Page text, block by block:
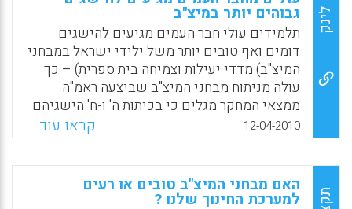
במבחנים אלה.ממצאי המחקר העיקריים ברובד
הכמותי מצביעים על מתאמים חיוביים מובהקים
בין משתני הלמידה הארגונית (מכניזמים, תרבות
ומדיניות) למשתני הפקת תועלת מההערכה (ניתוח
נתונים ופעולות מונחות נתונים). למכניזמים
ללמידה ארגונית על משתניו השונים (מכניזם
להערכה, לפיתוח מקצועי ולטיפול במידע) יש
מתאמים רבים יותר ומובהקים סטטיסטית עם
תרבות הלמידה (ערכים ומדיניות) לבין הישגים.
באופן כללי ניתן לומר, שמנגנוני הלמידה בכלל
לינק גבוהים יותר במיצ"ב
תלמידים עולי חבר העמים מגיעים להישגים
דומים ואף טובים יותר משל ילידי ישראל במבחני
המיצ"ב) מדדי יעילות וצמיחה בית ספרית) – כך
עולה מניתוח מבחני המיצ"ב שביצעה ראמ"ה.
ממצאי המחקר מגלים כי בכיתות ה' ו-ח' הישגיהם
של ילידי חבר העמים במתמטיקה ובמדע
וטכנולוגיה דומים להישגיהם של ילידי ישראל.
באנגלית הישגיהם אף גבוהים ב-15-20 נקודות
בממוצע מהישגי התלמידים ילידי ישראל ( טלילה
נשר).
12-04-2010 קראו עוד...
האם מבחני המיצ"ב טובים או רעים
למערכת החינוך שלנו ?